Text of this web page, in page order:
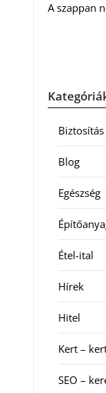
A szappan
Biztosítás
Blog
Egészség
Étel-ital
Hírek
Hitel
Kert –
SEO –